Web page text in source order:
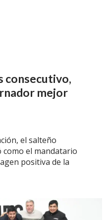
consecutivo,
mejor
el salteño
como el mandatario
positiva de la